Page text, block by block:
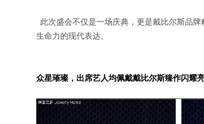
此次盛会不仅是一场庆典，更是戴比尔斯品
生命力的现代表达。
众星璀璨，出席艺人均佩戴戴比尔斯臻作闪耀亮